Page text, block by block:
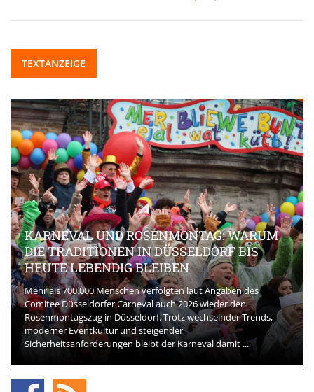
TEXTANZEIGE
KARNEVAL UND ROSENMONTAG: WARUM
DIE TRADITIONEN IN DÜSSELDORF BIS
HEUTE LEBENDIG BLEIBEN
Mehr als 700.000 Menschen verfolgten laut Angaben des
Comitee Düsseldorfer Carneval auch 2026 wieder den
Rosenmontagszug in Düsseldorf. Trotz wechselnder Trends,
moderner Eventkultur und steigender
Sicherheitsanforderungen bleibt der Karneval damit ...